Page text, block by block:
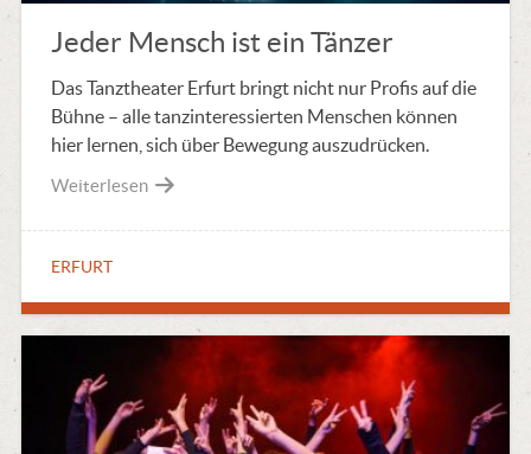
Jeder Mensch ist ein Tänzer
Das Tanztheater Erfurt bringt nicht nur Profis auf die
Bühne – alle tanzinteressierten Menschen können
hier lernen, sich über Bewegung auszudrücken.
Weiterlesen
ERFURT